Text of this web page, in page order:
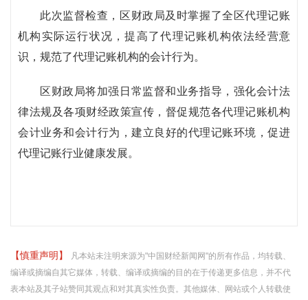
此次监督检查，区财政局及时掌握了全区代理记账
机构实际运行状况，提高了代理记账机构依法经营意
识，规范了代理记账机构的会计行为。
区财政局将加强日常监督和业务指导，强化会计法
律法规及各项财经政策宣传，督促规范各代理记账机构
会计业务和会计行为，建立良好的代理记账环境，促进
代理记账行业健康发展。
【慎重声明】
凡本站未注明来源为"中国财经新闻网"的所有作品，均转载、
编译或摘编自其它媒体，转载、编译或摘编的目的在于传递更多信息，并不代
表本站及其子站赞同其观点和对其真实性负责。其他媒体、网站或个人转载使